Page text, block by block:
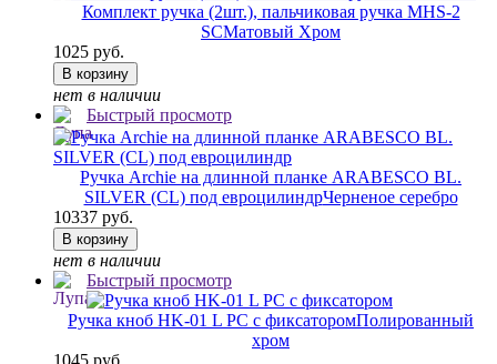
Комплект ручка (2шт.), пальчиковая ручка MHS-2
SCМатовый Хром
1025 руб.
В корзину
нет в наличии
Быстрый просмотр
Ручка Archie на длинной планке ARABESCO BL.
SILVER (CL) под евроцилиндрЧерненое серебро
10337 руб.
В корзину
нет в наличии
Быстрый просмотр
Ручка кноб HK-01 L PC с фиксаторомПолированный
хром
1045 руб.